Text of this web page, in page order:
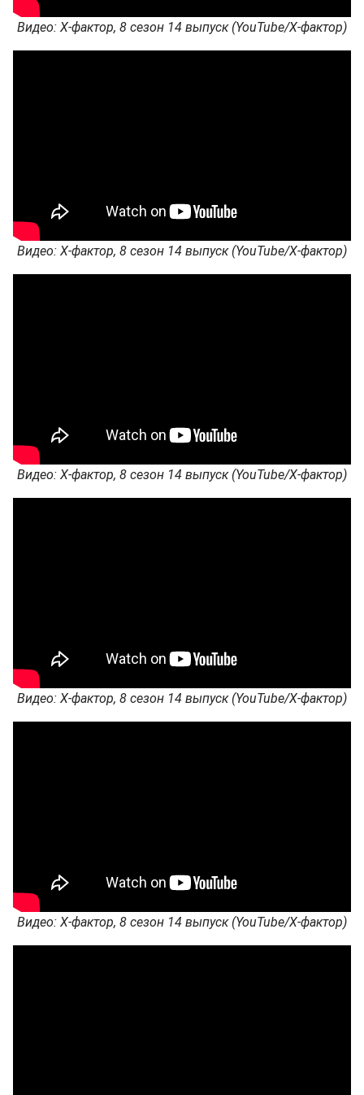
Видео: Х-фактор, 8 сезон 14 выпуск (YouTube/Х-фактор)
Видео: Х-фактор, 8 сезон 14 выпуск (YouTube/Х-фактор)
Видео: Х-фактор, 8 сезон 14 выпуск (YouTube/Х-фактор)
Видео: Х-фактор, 8 сезон 14 выпуск (YouTube/Х-фактор)
Видео: Х-фактор, 8 сезон 14 выпуск (YouTube/Х-фактор)